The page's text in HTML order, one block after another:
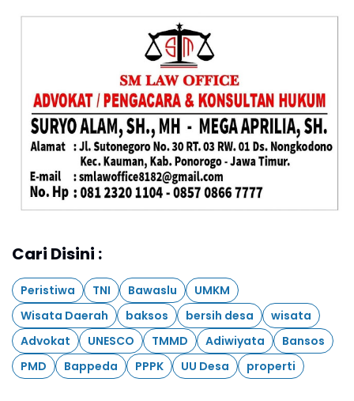
Cari Disini :
Peristiwa TNI Bawaslu
UMKM
Wisata Daerah
baksos bersih desa
wisata
Advokat
UNESCO TMMD Adiwiyata
Bansos
PMD
Bappeda PPPK UU Desa properti